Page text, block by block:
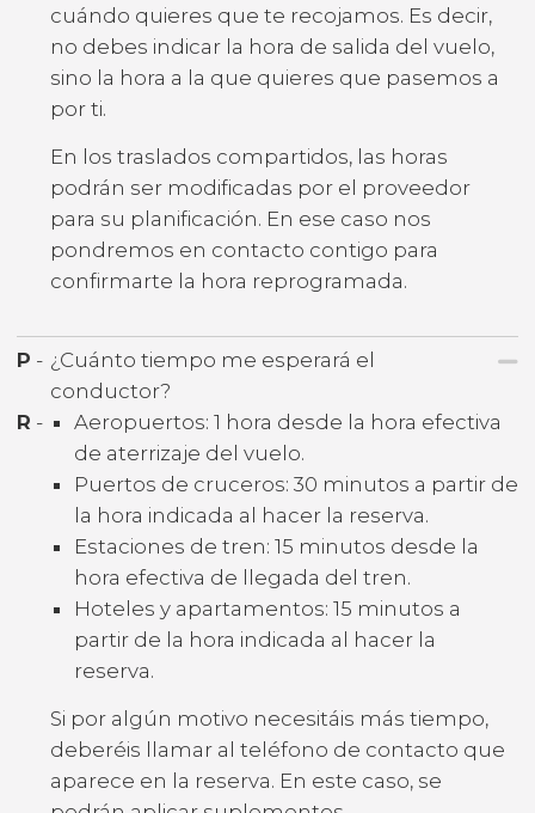
cuándo quieres que te recojamos. Es decir,
no debes indicar la hora de salida del vuelo,
sino la hora a la que quieres que pasemos a
por ti.
En los traslados compartidos, las horas
podrán ser modificadas por el proveedor
para su planificación. En ese caso nos
pondremos en contacto contigo para
confirmarte la hora reprogramada.
P - ¿Cuánto tiempo me esperará el
conductor?
R -
Aeropuertos: 1 hora desde la hora efectiva
de aterrizaje del vuelo.
Puertos de cruceros: 30 minutos a partir de
la hora indicada al hacer la reserva.
Estaciones de tren: 15 minutos desde la
hora efectiva de llegada del tren.
Hoteles y apartamentos: 15 minutos a
partir de la hora indicada al hacer la
reserva.
Si por algún motivo necesitáis más tiempo,
deberéis llamar al teléfono de contacto que
aparece en la reserva. En este caso, se